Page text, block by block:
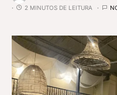
2 MINUTOS DE LEITURA